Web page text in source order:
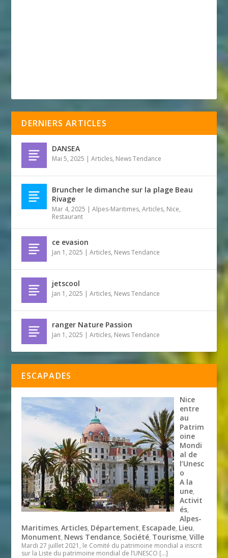
DERNIERS ARTICLES
DANSEA
Mai 5, 2025 |Articles, News Tendance
Bruncher le dimanche sur la plage Beau
Rivage
Mar 4, 2025 |Alpes-Maritimes,Articles, Nice,
Restaurant
ce evasion
Jan 1, 2025 |Articles, News Tendance
jetscool
Jan 1, 2025 |Articles, News Tendance
ranger Nature Passion
Jan 1, 2025 |Articles, News Tendance
ESCAPADES
Nice
entre
au
Patrim
oine
Mondi
al de
l’Unesc
o
A la
une,
Activit
és,
Alpes-
Maritimes,Articles, Département, Escapade, Lieu,
Monument, News Tendance, Société, Tourisme,Ville
Mardi 27 juillet 2021, le Comité du patrimoine mondial a inscrit
sur la Liste du patrimoine mondial de l’UNESCO […]